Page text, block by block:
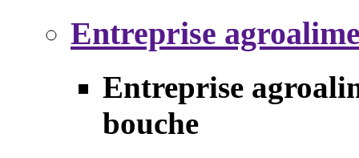
Entreprise
Entreprise
bouche